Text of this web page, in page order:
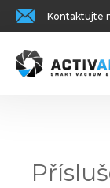
Kontaktujte